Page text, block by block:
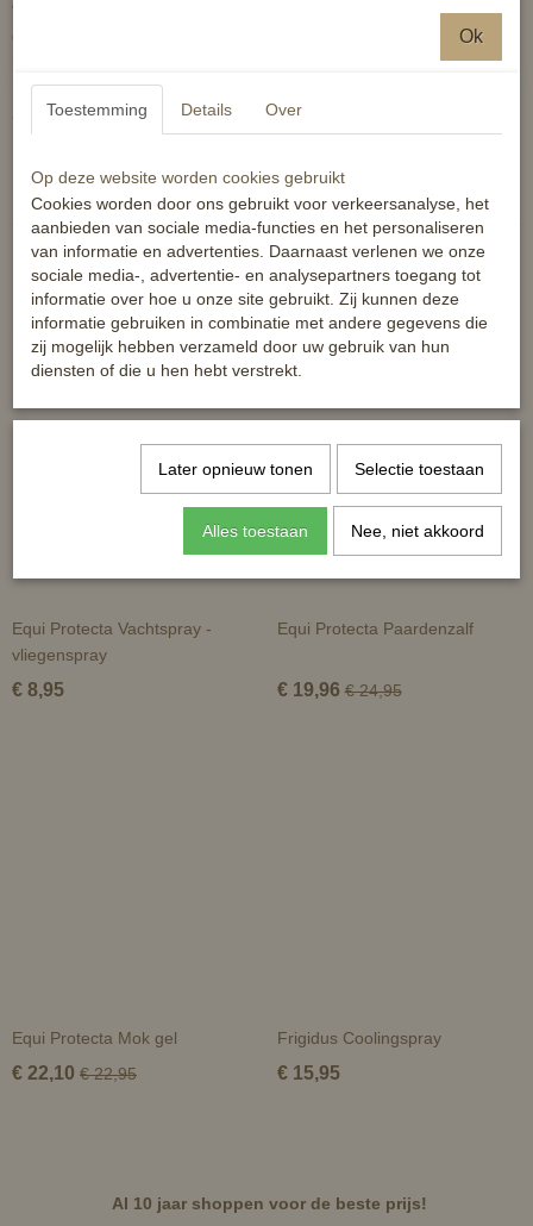
Verkrijgbaar in kant en klare flacon van 500ml. Schudden voor
gebruik! Aangetaste plekken dagelijks of naar behoefte
behandelen. In bos- of waterrijke gebieden adviseren wij u om
hiernaast ook de 100% biologische paardenzalf te gebruiken.
*deels uit biologische teelt
Reacties
Ook interessant
Equi Protecta Vachtspray -
vliegenspray
€ 8,95
Equi Protecta Paardenzalf
€ 19,96 € 24,95
Equi Protecta Mok gel
€ 22,10 € 22,95
Frigidus Coolingspray
€ 15,95
Al 10 jaar shoppen voor de beste prijs!
Ok
Toestemming Details Over
Op deze website worden cookies gebruikt
Cookies worden door ons gebruikt voor verkeersanalyse, het
aanbieden van sociale media-functies en het personaliseren
van informatie en advertenties. Daarnaast verlenen we onze
sociale media-, advertentie- en analysepartners toegang tot
informatie over hoe u onze site gebruikt. Zij kunnen deze
informatie gebruiken in combinatie met andere gegevens die
zij mogelijk hebben verzameld door uw gebruik van hun
diensten of die u hen hebt verstrekt.
Later opnieuw tonen Selectie toestaan
Alles toestaan Nee, niet akkoord